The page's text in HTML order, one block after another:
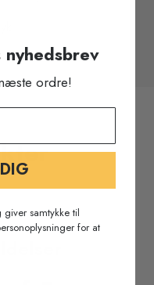
ordre!
samtykke til
for at